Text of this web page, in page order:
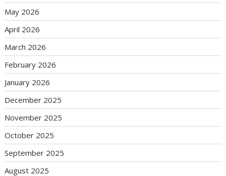
May 2026
April 2026
March 2026
February 2026
January 2026
December 2025
November 2025
October 2025
September 2025
August 2025